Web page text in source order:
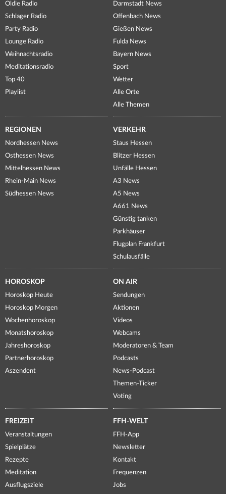
Oldie Radio
Schlager Radio
Party Radio
Lounge Radio
Weihnachtsradio
Meditationsradio
Top 40
Playlist
Darmstadt News
Offenbach News
Gießen News
Fulda News
Bayern News
Sport
Wetter
Alle Orte
Alle Themen
REGIONEN
Nordhessen News
Osthessen News
Mittelhessen News
Rhein-Main News
Südhessen News
VERKEHR
Staus Hessen
Blitzer Hessen
Unfälle Hessen
A3 News
A5 News
A661 News
Günstig tanken
Parkhäuser
Flugplan Frankfurt
Schulausfälle
HOROSKOP
Horoskop Heute
Horoskop Morgen
Wochenhoroskop
Monatshoroskop
Jahreshoroskop
Partnerhoroskop
Aszendent
ON AIR
Sendungen
Aktionen
Videos
Webcams
Moderatoren & Team
Podcasts
News-Podcast
Themen-Ticker
Voting
FREIZEIT
Veranstaltungen
Spielplätze
Rezepte
Meditation
Ausflugsziele
FFH-WELT
FFH-App
Newsletter
Kontakt
Frequenzen
Jobs